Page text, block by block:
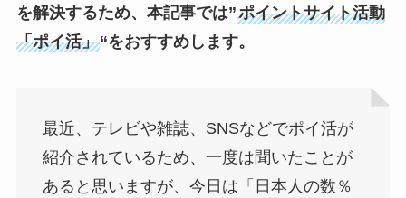
を解決するため、本記事では”ポイントサイト活動
「ポイ活」“をおすすめします。
最近、テレビや雑誌、SNSなどでポイ活が
紹介されているため、一度は聞いたことが
あると思いますが、今日は「日本人の数％